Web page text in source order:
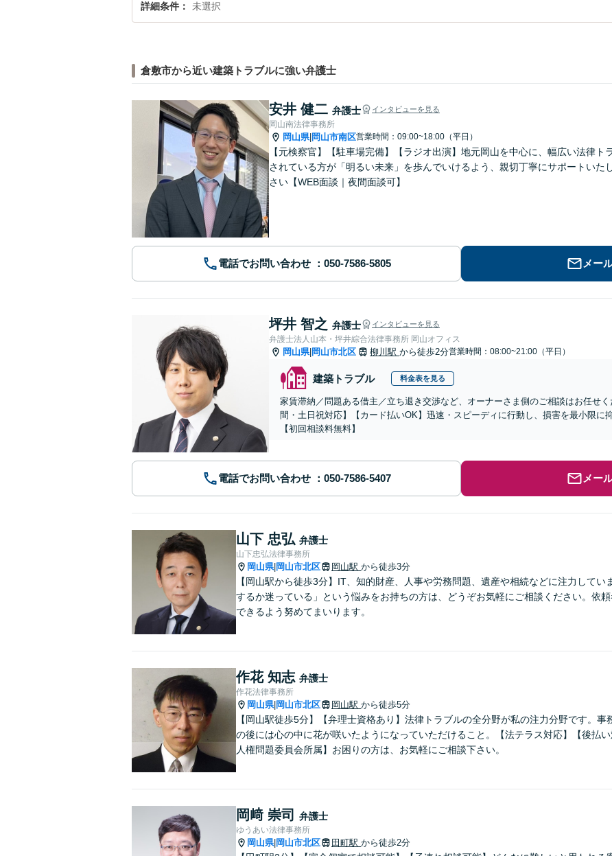
詳細条件 未選択
倉敷市から近い建築トラブルに強い弁護士
安井 健二 弁護士 インタビューを見る
岡山南法律事務所
岡山県| 岡山市南区営業時間：09:00~18:00（平日）
【元検察官】【駐車場完備】【ラジオ出演】地元岡山を中心に、幅広い法律
されている方が「明るい未来」を歩んでいけるよう、親切丁寧にサポートいた
さい【WEB面談｜夜間面談可】
電話でお問い合わせ メー
坪井 智之 弁護士 インタビューを見る
弁護士法人山本・坪井綜合法律事務所 岡山オフィス
岡山県| 岡山市北区 柳川駅 から徒歩2分営業時間：08:00~21:00（平日）
建築トラブル 料金表を見る
家賃滞納／問題ある借主／立ち退き交渉など、オーナーさま側のご相談はお任せ
間・土日祝対応】【カード払いOK】迅速・スピーディに行動し、損害を最小限に
【初回相談料無料】
電話でお問い合わせ メー
山下 忠弘 弁護士
山下忠弘法律事務所
岡山県| 岡山市北区 岡山駅 から徒歩3分
【岡山駅から徒歩3分】IT、知的財産、人事や労務問題、遺産や相続などに注力してい
するか迷っている」という悩みをお持ちの方は、どうぞお気軽にご相談ください。依
できるよう努めてまいります。
作花 知志 弁護士
作花法律事務所
岡山県| 岡山市北区 岡山駅 から徒歩5分
【岡山駅徒歩5分】【弁理士資格あり】法律トラブルの全分野が私の注力分野です。事
の後には心の中に花が咲いたようになっていただけること。【法テラス対応】【後払
人権問題委員会所属】お困りの方は、お気軽にご相談下さい。
岡﨑 崇司 弁護士
ゆうあい法律事務所
岡山県| 岡山市北区 田町駅 から徒歩2分